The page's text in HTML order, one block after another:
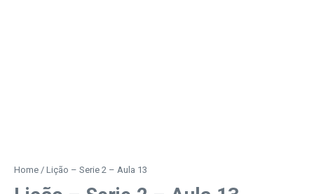
Home / Lição – Serie 2 – Aula 13